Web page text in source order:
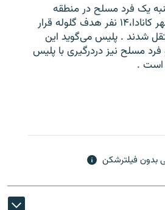
یک فرد مسلح در منطقه
مرکزی تورنتو ،‌بزرگترین شهر کانادا،۱۴ نفر هدف گلوله قرار
شدند . پلیس می‌گوید این
مسلح نیز دردرگیری با پلیس
است .
بدون فیلترشکن